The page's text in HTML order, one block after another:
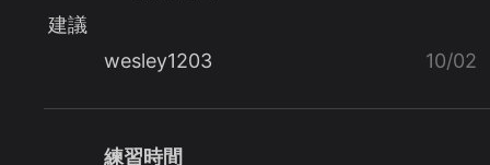
建議
wesley1203 10/02
練習時間